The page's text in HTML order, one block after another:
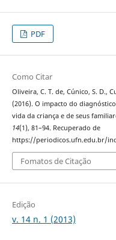
PDF
Como Citar
Oliveira, C. T. de, Cúnico, S. D.,
(2016). O impacto do
vida da criança e de seus
14(1), 81–94. Recuperado de
https://periodicos.ufn.edu.br/
Fomatos de Citação
Edição
v. 14 n. 1 (2013)